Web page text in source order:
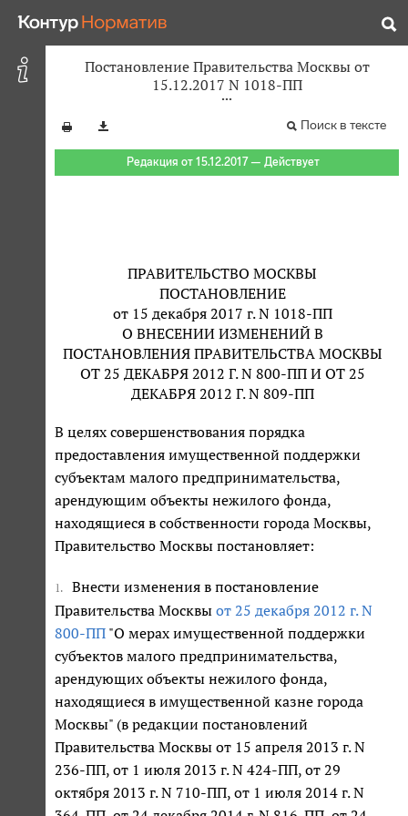
Постановление Правительства Москвы от
15.12.2017 N 1018-ПП
Поиск в тексте
Редакция от 15.12.2017 — Действует
ПРАВИТЕЛЬСТВО МОСКВЫ
ПОСТАНОВЛЕНИЕ
от 15 декабря 2017 г. N 1018-ПП
О ВНЕСЕНИИ ИЗМЕНЕНИЙ В
ПОСТАНОВЛЕНИЯ ПРАВИТЕЛЬСТВА МОСКВЫ
ОТ 25 ДЕКАБРЯ 2012 Г. N 800-ПП И ОТ 25
ДЕКАБРЯ 2012 Г. N 809-ПП
В целях совершенствования порядка
предоставления имущественной поддержки
субъектам малого предпринимательства,
арендующим объекты нежилого фонда,
находящиеся в собственности города Москвы,
Правительство Москвы постановляет:
1.
Внести изменения в постановление
Правительства Москвы от 25 декабря 2012 г. N
800-ПП "О мерах имущественной поддержки
субъектов малого предпринимательства,
арендующих объекты нежилого фонда,
находящиеся в имущественной казне города
Москвы" (в редакции постановлений
Правительства Москвы от 15 апреля 2013 г. N
236-ПП, от 1 июля 2013 г. N 424-ПП, от 29
октября 2013 г. N 710-ПП, от 1 июля 2014 г. N